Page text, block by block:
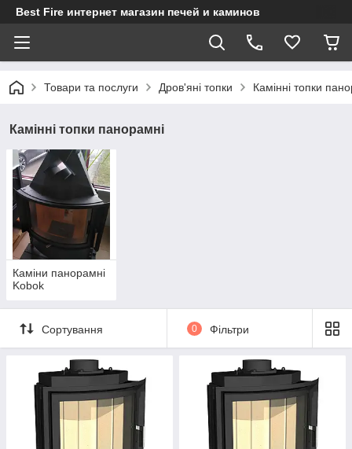
Best Fire интернет магазин печей и каминов
Товари та послуги Дров'яні топки Камінні топки
Камінні топки панорамні
Каміни панорамні
Kobok
Сортування 0 Фільтри